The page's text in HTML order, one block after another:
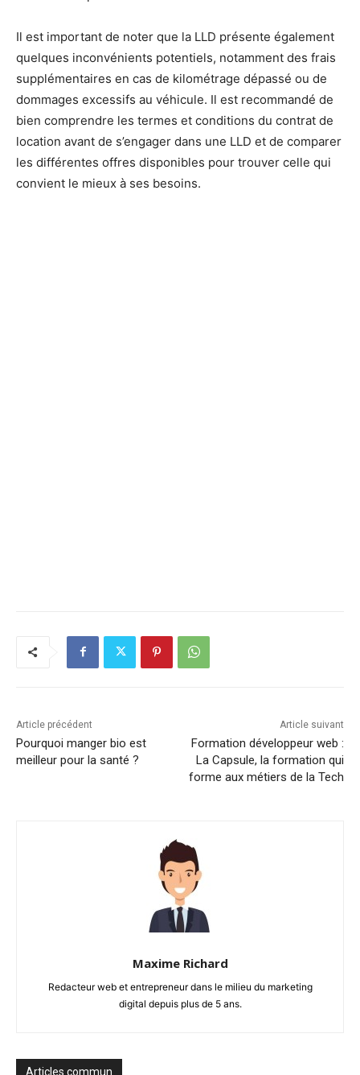
Il est important de noter que la LLD présente également
quelques inconvénients potentiels, notamment des frais
supplémentaires en cas de kilométrage dépassé ou de
dommages excessifs au véhicule. Il est recommandé de
bien comprendre les termes et conditions du contrat de
location avant de s’engager dans une LLD et de comparer
les différentes offres disponibles pour trouver celle qui
convient le mieux à ses besoins.
Article précédent
Pourquoi manger bio est
meilleur pour la santé ?
Article suivant
Formation développeur web :
La Capsule, la formation qui
forme aux métiers de la Tech
Maxime Richard
Redacteur web et entrepreneur dans le milieu du marketing
digital depuis plus de 5 ans.
Articles commun